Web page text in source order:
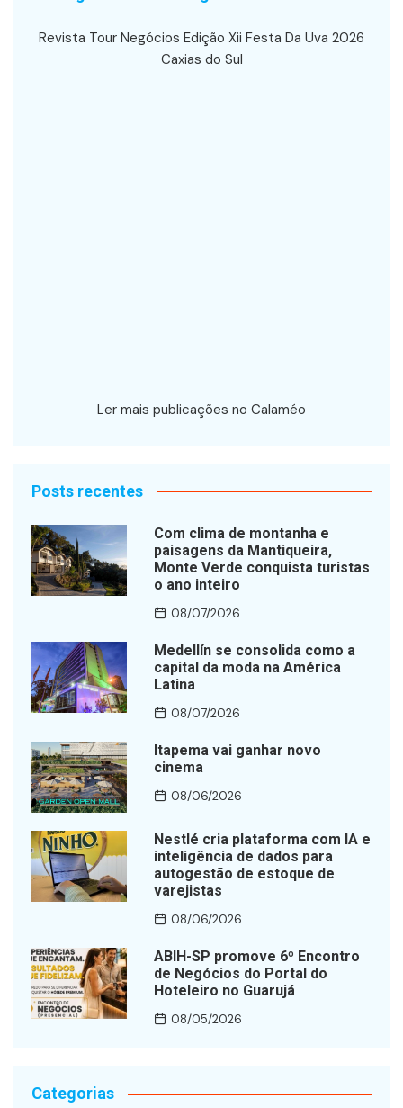
Revista Tour Negócios Edição Xii Festa Da Uva 2026
Caxias do Sul
Ler mais publicações no Calaméo
Posts recentes
Com clima de montanha e
paisagens da Mantiqueira,
Monte Verde conquista turistas
o ano inteiro
08/07/2026
Medellín se consolida como a
capital da moda na América
Latina
08/07/2026
Itapema vai ganhar novo
cinema
08/06/2026
Nestlé cria plataforma com IA e
inteligência de dados para
autogestão de estoque de
varejistas
08/06/2026
ABIH-SP promove 6º Encontro
de Negócios do Portal do
Hoteleiro no Guarujá
08/05/2026
Categorias